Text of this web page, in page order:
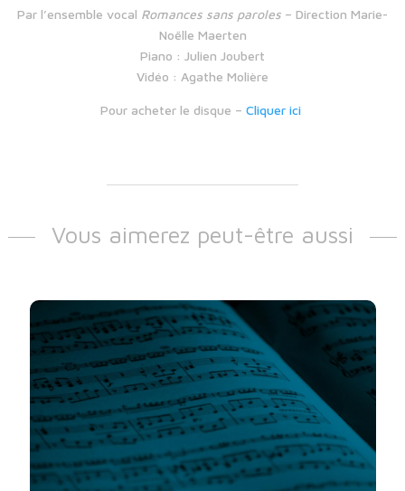
Par l’ensemble vocal Romances sans paroles – Direction Marie-
Noëlle Maerten
Piano : Julien Joubert
Vidéo : Agathe Molière
Pour acheter le disque – Cliquer ici
Vous aimerez peut-être aussi